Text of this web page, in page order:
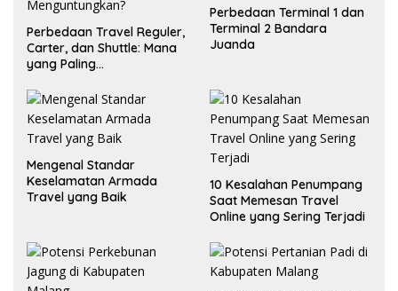
Perbedaan Travel Reguler,
Carter, dan Shuttle: Mana
yang Paling
Perbedaan Terminal 1 dan
Terminal 2 Bandara
Juanda
Mengenal Standar
Keselamatan Armada
Travel yang Baik
10 Kesalahan Penumpang
Saat Memesan Travel
Online yang Sering Terjadi